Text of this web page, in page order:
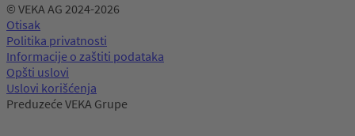
© VEKA AG 2024-2026
Otisak
Politika privatnosti
Informacije o zaštiti podataka
Opšti uslovi
Uslovi korišćenja
Preduzeće VEKA Grupe